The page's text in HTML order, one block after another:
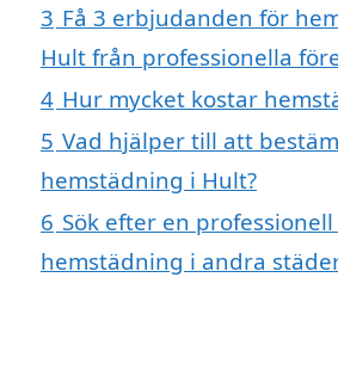
3 Få 3 erbjudanden för
Hult från professionella
4 Hur mycket kostar
5 Vad hjälper till att
hemstädning i Hult?
6 Sök efter en
hemstädning i andra